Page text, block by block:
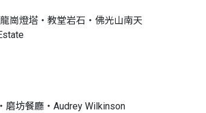
崗燈塔‧教堂岩石‧佛光山南天
坊餐廳‧Audrey Wilkinson